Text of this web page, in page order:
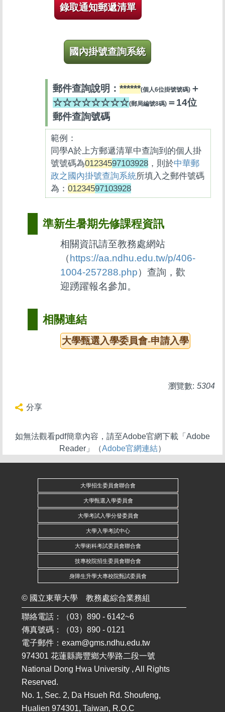
錄取通知郵遞清單
國內掛號查詢系統
郵件查詢說明： ******(個人6位掛號號碼) ＋
☆☆☆☆☆☆☆☆(郵局編號8碼) ＝14位
郵件查詢號碼
範例：
同學A於上方郵遞清單中查詢到的個人掛
號號碼為01234597103928 ，則於中華郵
政之國內掛號查詢系統所填入之郵件號碼
為： 01234597103928
準新生暑期先修課程資訊
相關資訊請至教務處網站
（https://aa.ndhu.edu.tw/p/406-
1004-257288.php）查詢，歡
迎踴躍報名參加。
相關連結
大學甄選入學委員會-申請入學
瀏覽數: 5304
分享
如無法觀看pdf簡章內容，請至Adobe官網下載「Adobe
Reader」（Adobe官網連結）
大學招生委員會聯合會
大學甄選入學委員會
大學考試入學分發委員會
大學入學考試中心
大學術科考試委員會聯合會
技專校院招生委員會聯合會
身障生升學大專校院甄試委員會
© 國立東華大學 教務處綜合業務組
聯絡電話：（03）890 - 6142~6
傳真號碼：（03）890 - 0121
電子郵件：exam@gms.ndhu.edu.tw
974301 花蓮縣壽豐鄉大學路二段一號
National Dong Hwa University , All Rights
Reserved.
No. 1, Sec. 2, Da Hsueh Rd. Shoufeng,
Hualien 974301, Taiwan, R.O.C